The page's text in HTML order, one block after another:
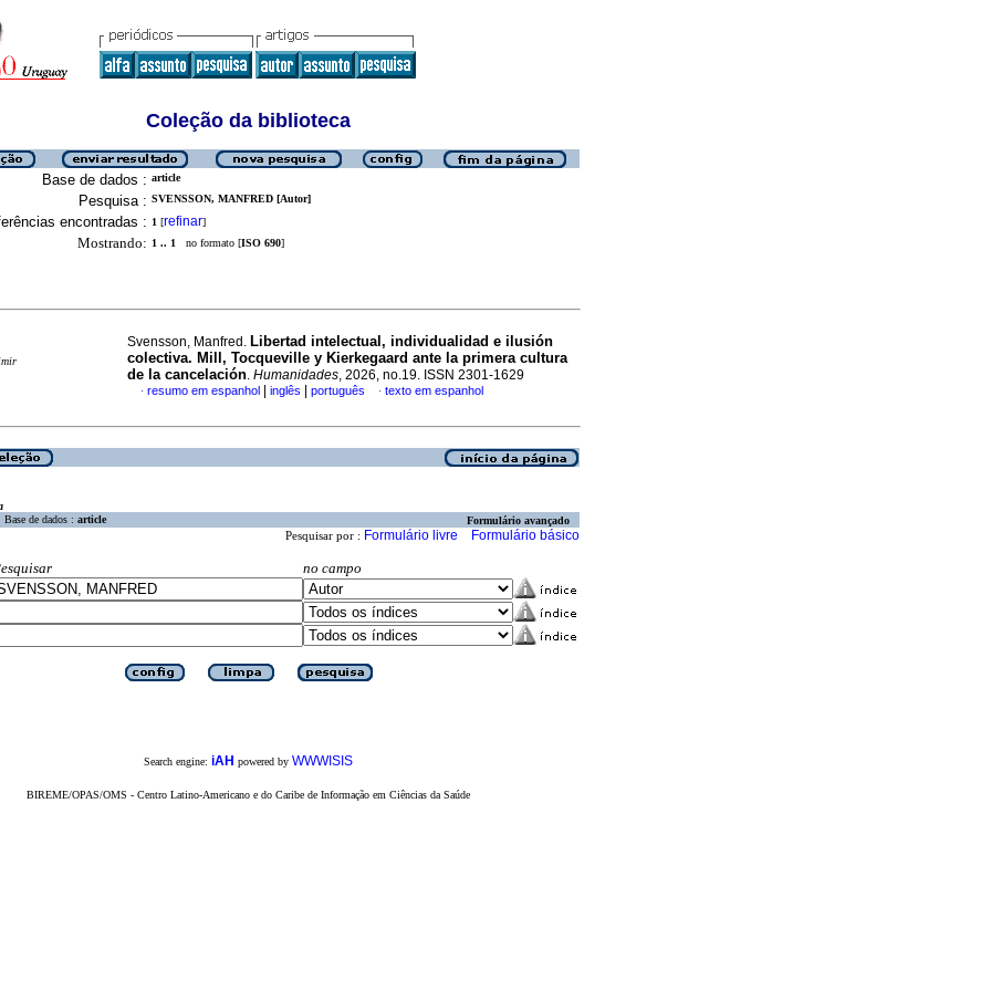
Coleção da biblioteca
Base de dados : article
Pesquisa : SVENSSON, MANFRED [Autor]
encontradas : 1 [refinar]
Mostrando: 1 .. 1 no formato [ISO 690]
Svensson, Manfred. Libertad intelectual, individualidad e ilusión
colectiva. Mill, Tocqueville y Kierkegaard ante la primera cultura
de la cancelación. Humanidades, 2026, no.19. ISSN 2301-1629
· resumo em espanhol inglês português · texto em espanhol
Base de dados : article Formulário avançado
Pesquisar por : Formulário livre Formulário básico
no campo
Search engine: iAH powered by WWWISIS
BIREME/OPAS/OMS - Centro Latino-Americano e do Caribe de Informação em Ciências da Saúde